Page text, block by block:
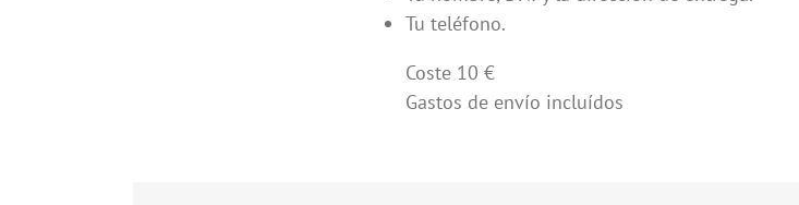
Tu teléfono.
Coste 10 €
Gastos de envío incluídos